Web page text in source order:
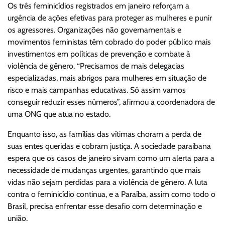
Os três feminicídios registrados em janeiro reforçam a
urgência de ações efetivas para proteger as mulheres e punir
os agressores. Organizações não governamentais e
movimentos feministas têm cobrado do poder público mais
investimentos em políticas de prevenção e combate à
violência de gênero. “Precisamos de mais delegacias
especializadas, mais abrigos para mulheres em situação de
risco e mais campanhas educativas. Só assim vamos
conseguir reduzir esses números”, afirmou a coordenadora de
uma ONG que atua no estado.
Enquanto isso, as famílias das vítimas choram a perda de
suas entes queridas e cobram justiça. A sociedade paraibana
espera que os casos de janeiro sirvam como um alerta para a
necessidade de mudanças urgentes, garantindo que mais
vidas não sejam perdidas para a violência de gênero. A luta
contra o feminicídio continua, e a Paraíba, assim como todo o
Brasil, precisa enfrentar esse desafio com determinação e
união.